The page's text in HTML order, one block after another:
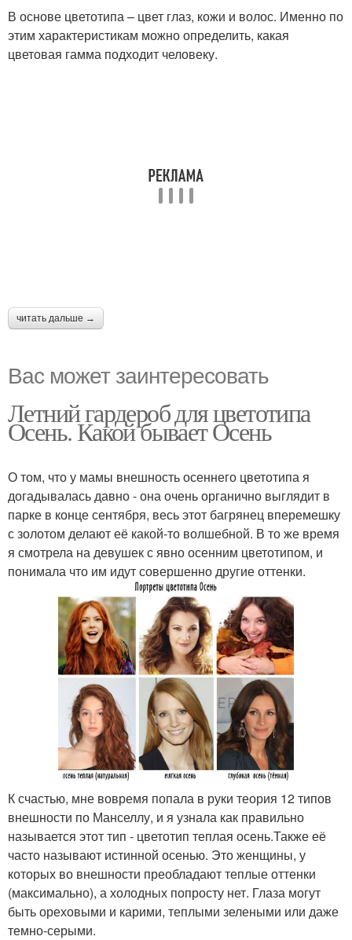
В основе цветотипа – цвет глаз, кожи и волос. Именно по
этим характеристикам можно определить, какая
цветовая гамма подходит человеку.
читать дальше →
Вас может заинтересовать
Летний гардероб для цветотипа
Осень. Какой бывает Осень
О том, что у мамы внешность осеннего цветотипа я
догадывалась давно - она очень органично выглядит в
парке в конце сентября, весь этот багрянец вперемешку
с золотом делают её какой-то волшебной. В то же время
я смотрела на девушек с явно осенним цветотипом, и
понимала что им идут совершенно другие оттенки.
К счастью, мне вовремя попала в руки теория 12 типов
внешности по Манселлу, и я узнала как правильно
называется этот тип - цветотип теплая осень.Также её
часто называют истинной осенью. Это женщины, у
которых во внешности преобладают теплые оттенки
(максимально), а холодных попросту нет. Глаза могут
быть ореховыми и карими, теплыми зелеными или даже
темно-серыми.